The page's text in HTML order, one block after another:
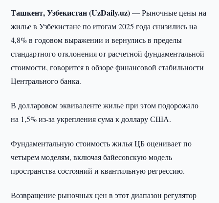
Ташкент, Узбекистан (UzDaily.uz) —Рыночные цены на
жилье в Узбекистане по итогам 2025 года снизились на
4,8% в годовом выражении и вернулись в пределы
стандартного отклонения от расчетной фундаментальной
стоимости, говорится в обзоре финансовой стабильности
Центрального банка.
В долларовом эквиваленте жилье при этом подорожало
на 1,5% из-за укрепления сума к доллару США.
Фундаментальную стоимость жилья ЦБ оценивает по
четырем моделям, включая байесовскую модель
пространства состояний и квантильную регрессию.
Возвращение рыночных цен в этот диапазон регулятор